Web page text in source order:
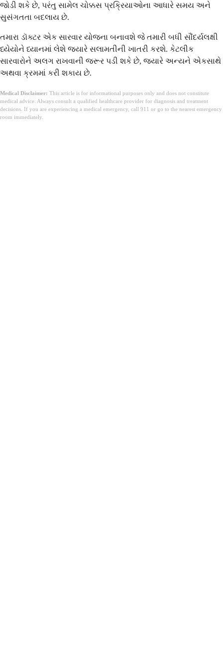
જોડી શકે છે, પરંતુ સામેલ ચોક્કસ પ્રક્રિયાઓના આધારે સમય અને
સુસંગતતા બદલાય છે.
તમારા ડૉક્ટર એક સારવાર યોજના બનાવશે જે તમારી બધી સૌંદર્યલક્ષી
ધ્યેયોને ધ્યાનમાં લેશે જ્યારે સલામતીની ખાતરી કરશે. કેટલીક
સારવારોને અલગ રાખવાની જરૂર પડી શકે છે, જ્યારે અન્યને એકસાથે
અથવા ક્રમમાં કરી શકાય છે.
Medical Disclaimer: This article is for informational purposes only and does not constitute
medical advice. Always consult a qualified healthcare provider for diagnosis and treatment
decisions. If you are experiencing a medical emergency, call 911 or go to the nearest emergency
room immediately.